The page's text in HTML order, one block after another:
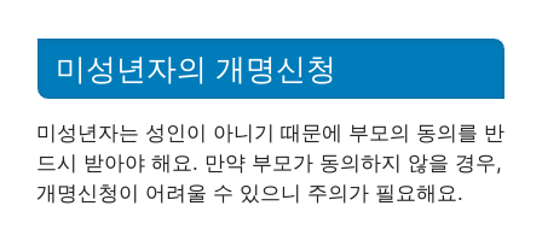
미성년자의 개명신청
미성년자는 성인이 아니기 때문에 부모의 동의를 반
드시 받아야 해요. 만약 부모가 동의하지 않을 경우,
개명신청이 어려울 수 있으니 주의가 필요해요.